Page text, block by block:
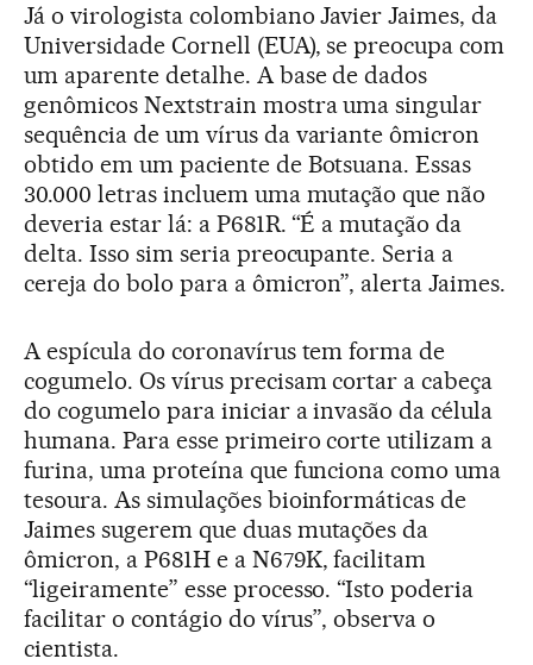
Já o virologista colombiano Javier Jaimes, da
Universidade Cornell (EUA), se preocupa com
um aparente detalhe. A base de dados
genômicos Nextstrain mostra uma singular
sequência de um vírus da variante ômicron
obtido em um paciente de Botsuana. Essas
30.000 letras incluem uma mutação que não
deveria estar lá: a P681R. “É a mutação da
delta. Isso sim seria preocupante. Seria a
cereja do bolo para a ômicron”, alerta Jaimes.
A espícula do coronavírus tem forma de
cogumelo. Os vírus precisam cortar a cabeça
do cogumelo para iniciar a invasão da célula
humana. Para esse primeiro corte utilizam a
furina, uma proteína que funciona como uma
tesoura. As simulações bioinformáticas de
Jaimes sugerem que duas mutações da
ômicron, a P681H e a N679K, facilitam
“ligeiramente” esse processo. “Isto poderia
facilitar o contágio do vírus”, observa o
cientista.